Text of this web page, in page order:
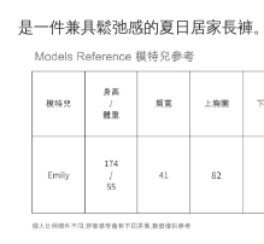
是一件兼具鬆弛感的夏日居家長褲。